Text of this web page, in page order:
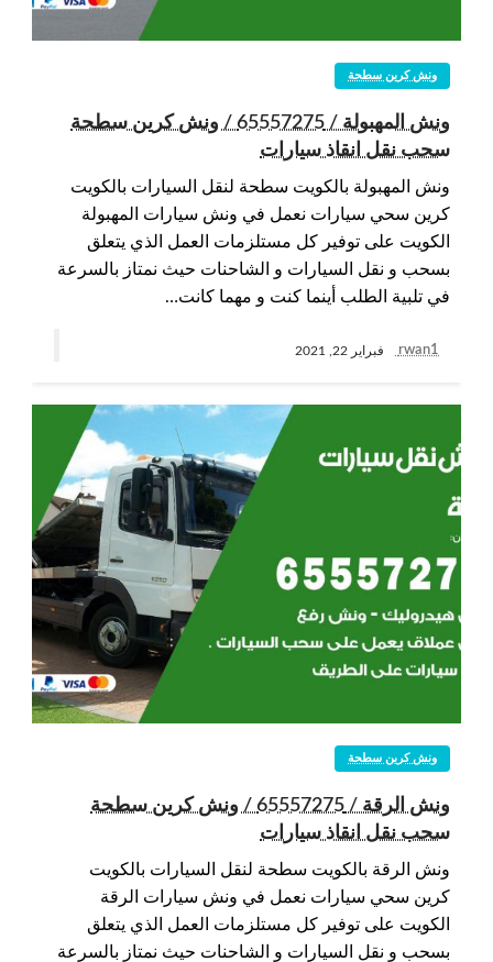
ونش كرين سطحة
ونش المهبولة / 65557275 / ونش كرين سطحة
سحب نقل انقاذ سيارات
ونش المهبولة بالكويت سطحة لنقل السيارات بالكويت
كرين سحي سيارات نعمل في ونش سيارات المهبولة
الكويت على توفير كل مستلزمات العمل الذي يتعلق
بسحب و نقل السيارات و الشاحنات حيث نمتاز بالسرعة
في تلبية الطلب أينما كنت و مهما كانت…
rwan1 فبراير 22, 2021
ونش كرين سطحة
ونش الرقة / 65557275 / ونش كرين سطحة
سحب نقل انقاذ سيارات
ونش الرقة بالكويت سطحة لنقل السيارات بالكويت
كرين سحي سيارات نعمل في ونش سيارات الرقة
الكويت على توفير كل مستلزمات العمل الذي يتعلق
بسحب و نقل السيارات و الشاحنات حيث نمتاز بالسرعة